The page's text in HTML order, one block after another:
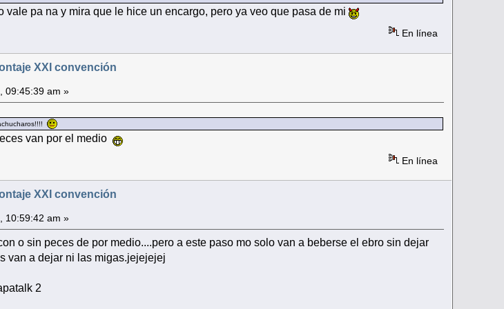
vale pa na y mira que le hice un encargo, pero ya veo que pasa de mi
En línea
XXI convención
09:45:39 am »
van por el medio
En línea
XXI convención
10:59:42 am »
o sin peces de por medio....pero a este paso mo solo van a beberse el ebro sin dejar
van a dejar ni las migas.jejejejej
2